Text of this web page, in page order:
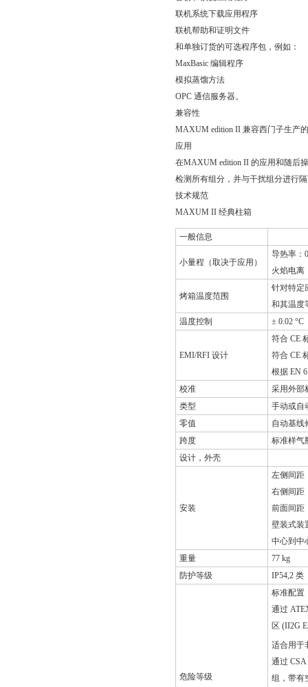
联机系统下载应用程序
联机帮助和证明文件
和单独订货的可选程序包，例如：
MaxBasic 编辑程序
模拟蒸馏方法
OPC 通信服务器。
兼容性
MAXUM edition II 兼容西门子生产
应用
在MAXUM edition II 的应用和随后
检测所有组分，并与干扰组分进行
技术规范
MAXUM II 经典柱箱
一般信息
小量程（取决于应用）
导热率：
火焰电离
烤箱温度范围
针对特定
和其温度
温度控制
± 0.02 °C
EMI/RFI 设计
符合 CE
符合 CE
根据 EN
校准
采用外部
类型
手动或自
零值
自动基线
跨度
标准样气
设计，外壳
安装
左侧间距
右侧间距
前面间距
壁装式装
中心到中
重量
77 kg
防护等级
IP54,2 类
危险等级
标准配置
通过
区 (II2G
适合用于
通过
组，带有